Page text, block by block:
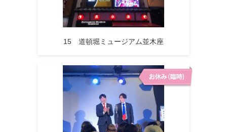
15 道頓堀ミュージアム並木座